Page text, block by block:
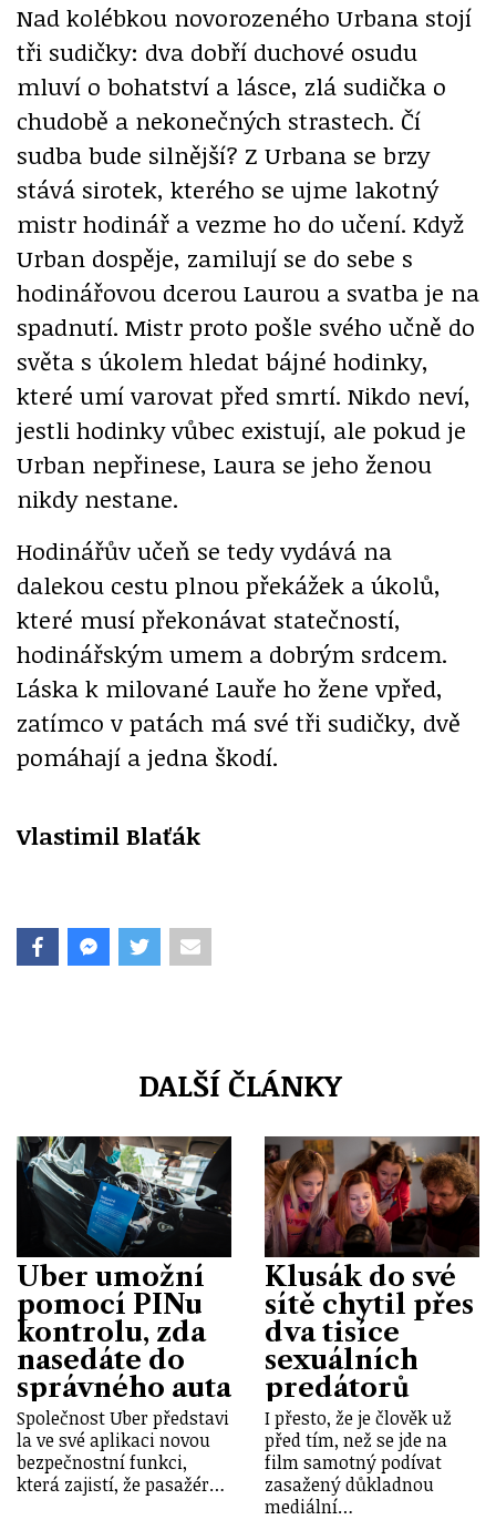
Nad kolébkou novorozeného Urbana stojí
tři sudičky: dva dobří duchové osudu
mluví o bohatství a lásce, zlá sudička o
chudobě a nekonečných strastech. Čí
sudba bude silnější? Z Urbana se brzy
stává sirotek, kterého se ujme lakotný
mistr hodinář a vezme ho do učení. Když
Urban dospěje, zamilují se do sebe s
hodinářovou dcerou Laurou a svatba je na
spadnutí. Mistr proto pošle svého učně do
světa s úkolem hledat bájné hodinky,
které umí varovat před smrtí. Nikdo neví,
jestli hodinky vůbec existují, ale pokud je
Urban nepřinese, Laura se jeho ženou
nikdy nestane.
Hodinářův učeň se tedy vydává na
dalekou cestu plnou překážek a úkolů,
které musí překonávat statečností,
hodinářským umem a dobrým srdcem.
Láska k milované Lauře ho žene vpřed,
zatímco v patách má své tři sudičky, dvě
pomáhají a jedna škodí.
Vlastimil Blaťák
DALŠÍ ČLÁNKY
Uber umožní
pomocí PINu
kontrolu, zda
nasedáte do
správného auta
Společnost Uber představi
la ve své aplikaci novou
bezpečnostní funkci,
která zajistí, že pasažér…
Klusák do své
sítě chytil přes
dva tisíce
sexuálních
predátorů
I přesto, že je člověk už
před tím, než se jde na
film samotný podívat
zasažený důkladnou
mediální…